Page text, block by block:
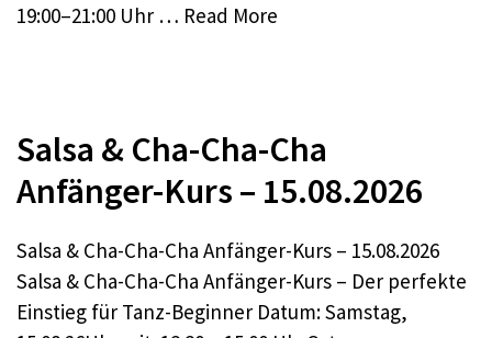
19:00–21:00 Uhr … Read More
Salsa & Cha-Cha-Cha
Anfänger-Kurs – 15.08.2026
Salsa & Cha-Cha-Cha Anfänger-Kurs – 15.08.2026
Salsa & Cha-Cha-Cha Anfänger-Kurs – Der perfekte
Einstieg für Tanz-Beginner Datum: Samstag,